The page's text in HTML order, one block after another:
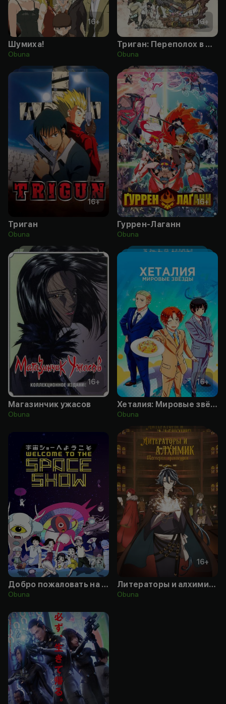
16+
Шумиха!
Obuna
16+
Триган: Переполох в Пустошах
Obuna
16+
Триган
Obuna
16+
Гуррен-Лаганн
Obuna
16+
Магазинчик ужасов
Obuna
16+
Хеталия: Мировые звёзды
Obuna
12+
Добро пожаловать на космическое шоу
Obuna
16+
Литераторы и алхимики: Шестерни судей
Obuna